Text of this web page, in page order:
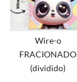
Wire-o
FRACIONADO
(dividido)